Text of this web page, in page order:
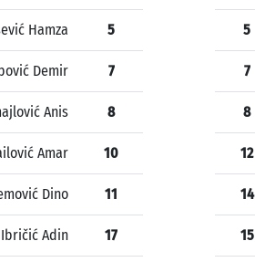
Hamza 5
Demir 7
Anis 8
Amar 10
Dino 11
Ibričić Adin 17
5
7
8
12
14
15